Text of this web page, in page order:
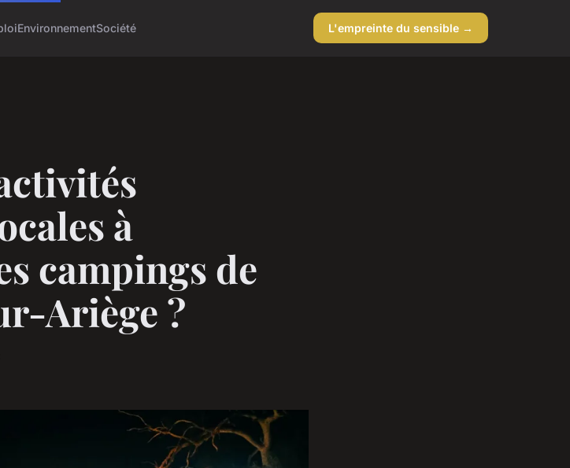
EnvironnementSociété L'empreinte du sensible →
à
campings de
Ariège ?